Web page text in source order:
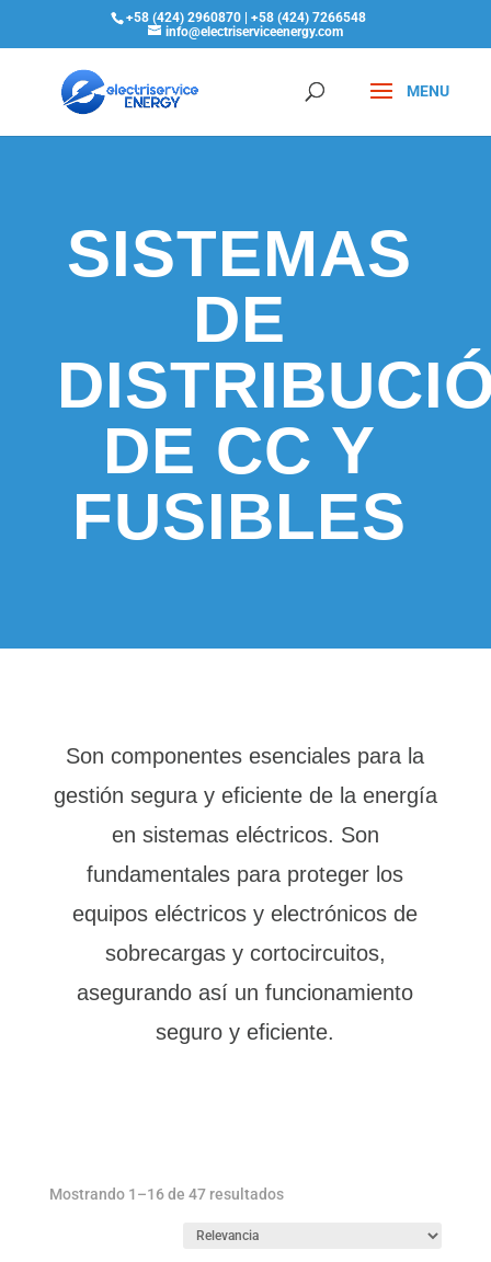
+58 (424) 2960870 | +58 (424) 7266548
info@electriserviceenergy.com
SISTEMAS
DE
DE CC Y
FUSIBLES
Son componentes esenciales para la
gestión segura y eficiente de la energía
en sistemas eléctricos. Son
fundamentales para proteger los
equipos eléctricos y electrónicos de
sobrecargas y cortocircuitos,
asegurando así un funcionamiento
seguro y eficiente.
Mostrando 1–16 de 47 resultadosOrdenado